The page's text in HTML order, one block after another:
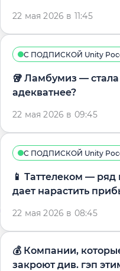
22 мая 2026 в 11:45
С ПОДПИСКОЙ Unity
🥡 Ламбумиз —
адекватнее?
22 мая 2026 в 09:45
С ПОДПИСКОЙ Unity
📱 Таттелеком —
дает нарастить
22 мая 2026 в 08:45
💰 Компании,
закроют див. гэп